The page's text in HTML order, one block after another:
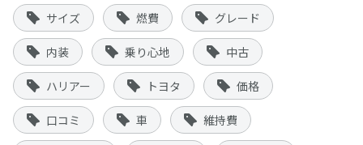
サイズ 燃費 グレード
内装 乗り心地 中古
ハリアー トヨタ 価格
口コミ 車 維持費